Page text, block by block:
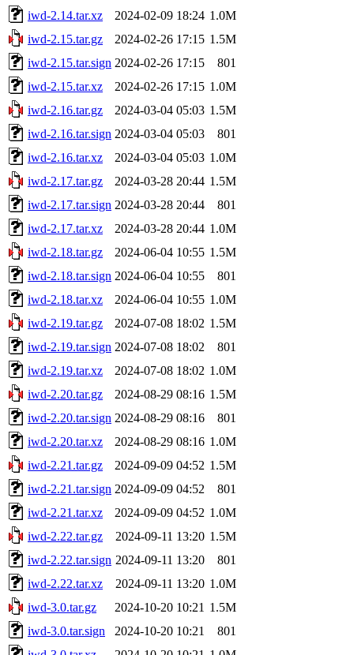
iwd-2.14.tar.xz
2024-02-09 18:24 1.0M
iwd-2.15.tar.gz
2024-02-26 17:15 1.5M
iwd-2.15.tar.sign 2024-02-26 17:15
801
iwd-2.15.tar.xz
2024-02-26 17:15 1.0M
iwd-2.16.tar.gz
2024-03-04 05:03 1.5M
iwd-2.16.tar.sign 2024-03-04 05:03
801
iwd-2.16.tar.xz
2024-03-04 05:03 1.0M
iwd-2.17.tar.gz
2024-03-28 20:44 1.5M
iwd-2.17.tar.sign 2024-03-28 20:44
801
iwd-2.17.tar.xz
2024-03-28 20:44 1.0M
iwd-2.18.tar.gz
2024-06-04 10:55 1.5M
iwd-2.18.tar.sign 2024-06-04 10:55
801
iwd-2.18.tar.xz
2024-06-04 10:55 1.0M
iwd-2.19.tar.gz
2024-07-08 18:02 1.5M
iwd-2.19.tar.sign 2024-07-08 18:02
801
iwd-2.19.tar.xz
2024-07-08 18:02 1.0M
iwd-2.20.tar.gz
2024-08-29 08:16 1.5M
iwd-2.20.tar.sign 2024-08-29 08:16
801
iwd-2.20.tar.xz
2024-08-29 08:16 1.0M
iwd-2.21.tar.gz
2024-09-09 04:52 1.5M
iwd-2.21.tar.sign 2024-09-09 04:52
801
iwd-2.21.tar.xz
2024-09-09 04:52 1.0M
iwd-2.22.tar.gz
2024-09-11 13:20 1.5M
iwd-2.22.tar.sign 2024-09-11 13:20
801
iwd-2.22.tar.xz
2024-09-11 13:20 1.0M
iwd-3.0.tar.gz
2024-10-20 10:21 1.5M
iwd-3.0.tar.sign
2024-10-20 10:21
801